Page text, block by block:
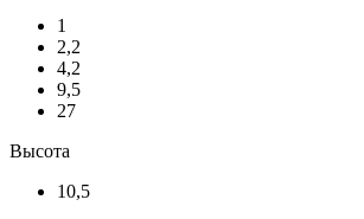
1
2,2
4,2
9,5
27
Высота
10,5